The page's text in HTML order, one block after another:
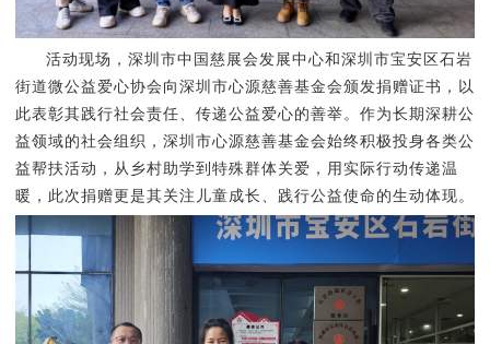
活动现场，深圳市中国慈展会发展中心和深圳市宝安区石岩
街道微公益爱心协会向深圳市心源慈善基金会颁发捐赠证书，以
此表彰其践行社会责任、传递公益爱心的善举。作为长期深耕公
益领域的社会组织，深圳市心源慈善基金会始终积极投身各类公
益帮扶活动，从乡村助学到特殊群体关爱，用实际行动传递温
暖，此次捐赠更是其关注儿童成长、践行公益使命的生动体现。